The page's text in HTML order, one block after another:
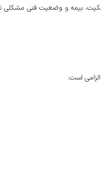
بیمه و وضعیت فنی مشکلی
است.